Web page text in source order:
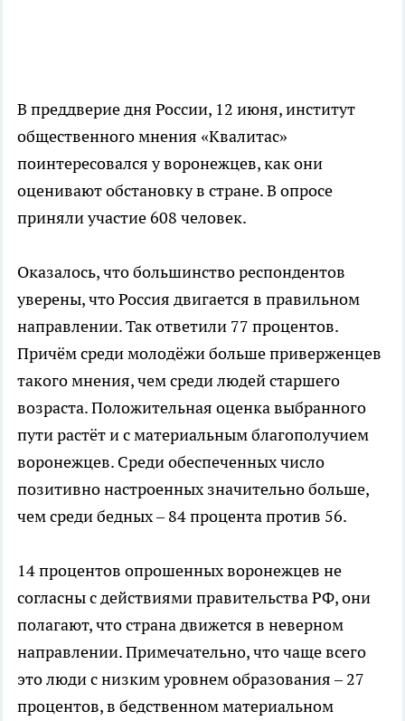
В преддверие дня России, 12 июня, институт
общественного мнения «Квалитас»
поинтересовался у воронежцев, как они
оценивают обстановку в стране. В опросе
приняли участие 608 человек.
Оказалось, что большинство респондентов
уверены, что Россия двигается в правильном
направлении. Так ответили 77 процентов.
Причём среди молодёжи больше приверженцев
такого мнения, чем среди людей старшего
возраста. Положительная оценка выбранного
пути растёт и с материальным благополучием
воронежцев. Среди обеспеченных число
позитивно настроенных значительно больше,
чем среди бедных – 84 процента против 56.
14 процентов опрошенных воронежцев не
согласны с действиями правительства РФ, они
полагают, что страна движется в неверном
направлении. Примечательно, что чаще всего
это люди с низким уровнем образования – 27
процентов, в бедственном материальном